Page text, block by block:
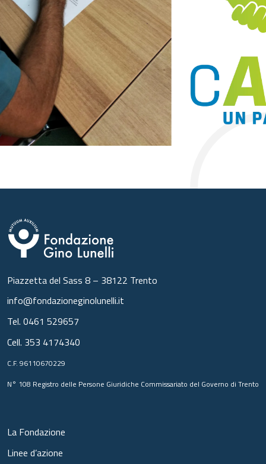
Piazzetta del Sass 8 – 38122 Trento
info@fondazioneginolunelli.it
Tel. 0461 529657
Cell. 353 4174340
C.F. 96110670229
N° 108 Registro delle Persone Giuridiche Commissariato del Governo di Trento
La Fondazione
Linee d’azione